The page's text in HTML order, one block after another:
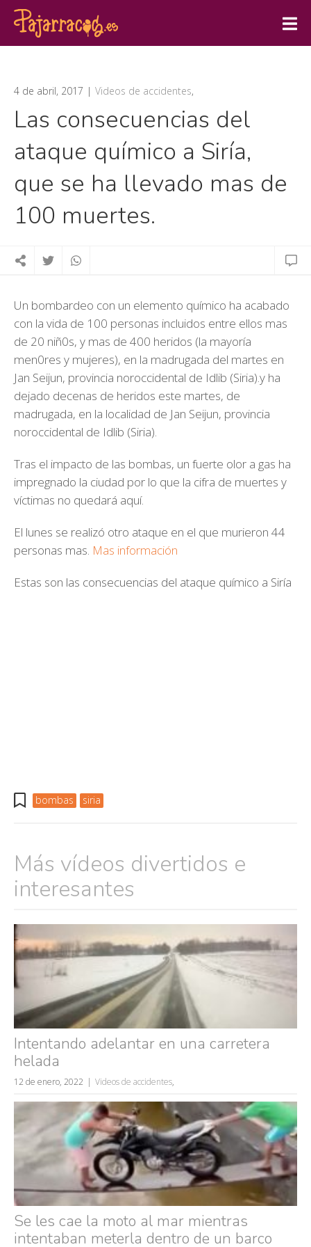
Búsquedas populares
mujeres guapas
4 de abril, 2017 Videos de accidentes,
Las consecuencias del
ataque químico a Siría,
que se ha llevado mas de
100 muertes.
Un bombardeo con un elemento químico ha acabado
con la vida de 100 personas incluidos entre ellos mas
de 20 niñ0s, y mas de 400 heridos (la mayoría
men0res y mujeres), en la madrugada del martes en
Jan Seijun, provincia noroccidental de Idlib (Siria).y ha
dejado decenas de heridos este martes, de
madrugada, en la localidad de Jan Seijun, provincia
noroccidental de Idlib (Siria).
Tras el impacto de las bombas, un fuerte olor a gas ha
impregnado la ciudad por lo que la cifra de muertes y
víctimas no quedará aquí.
El lunes se realizó otro ataque en el que murieron 44
personas mas. Mas información
Estas son las consecuencias del ataque químico a Siría
bombas siria
Más vídeos divertidos e
interesantes
Intentando adelantar en una carretera
helada
12 de enero, 2022 Videos de accidentes,
Se les cae la moto al mar mientras
intentaban meterla dentro de un barco